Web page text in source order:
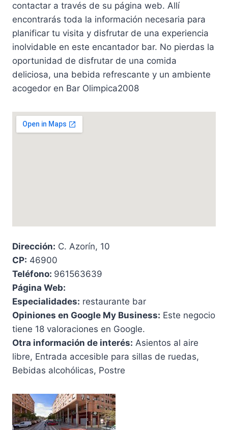
contactar a través de su página web. Allí
encontrarás toda la información necesaria para
planificar tu visita y disfrutar de una experiencia
inolvidable en este encantador bar. No pierdas la
oportunidad de disfrutar de una comida
deliciosa, una bebida refrescante y un ambiente
acogedor en Bar Olimpica2008
Dirección: C. Azorín, 10
CP: 46900
Teléfono: 961563639
Página Web:
Especialidades: restaurante bar
Opiniones en Google My Business: Este negocio
tiene 18 valoraciones en Google.
Otra información de interés: Asientos al aire
libre, Entrada accesible para sillas de ruedas,
Bebidas alcohólicas, Postre